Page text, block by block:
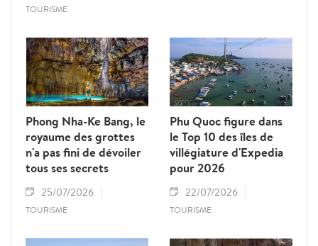
TOURISME
Phong Nha-Ke Bang, le
royaume des grottes
n'a pas fini de dévoiler
tous ses secrets
25/07/2026
TOURISME
Phu Quoc figure dans
le Top 10 des îles de
villégiature d'Expedia
pour 2026
22/07/2026
TOURISME